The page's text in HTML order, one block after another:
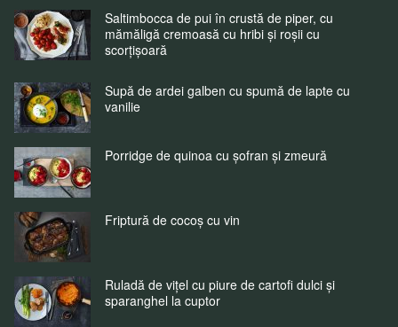
Saltimbocca de pui în crustă de piper, cu
mămăligă cremoasă cu hribi și roșii cu
scorțișoară
Supă de ardei galben cu spumă de lapte cu
vanilie
Porridge de quinoa cu șofran și zmeură
Friptură de cocoș cu vin
Ruladă de vițel cu piure de cartofi dulci și
sparanghel la cuptor